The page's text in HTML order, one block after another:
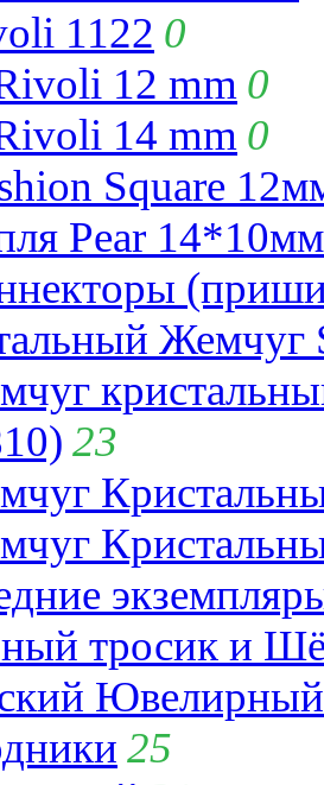
1122 0
12 mm 0
14 mm 0
Square
Pear
Жемчуг
23
тросик и
25